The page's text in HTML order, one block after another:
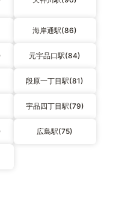
海岸通駅(86)
元宇品口駅(84)
段原一丁目駅(81)
宇品四丁目駅(79)
広島駅(75)